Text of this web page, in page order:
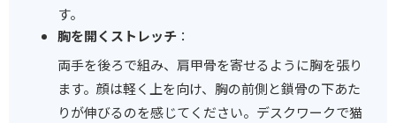
す。
胸を開くストレッチ ：
両手を後ろで組み、肩甲骨を寄せるように胸を張り
ます。顔は軽く上を向け、胸の前側と鎖骨の下あた
りが伸びるのを感じてください。デスクワークで猫